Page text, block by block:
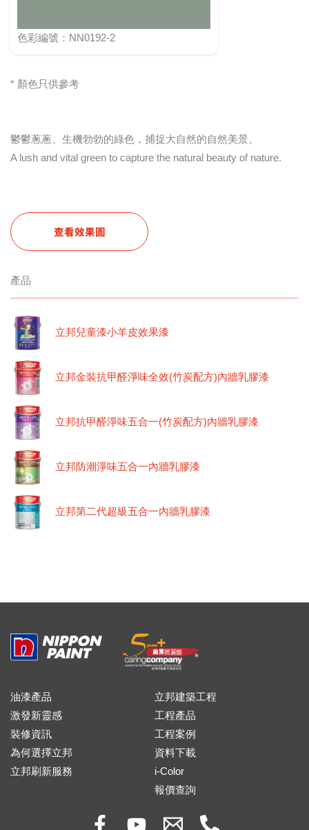
色彩編號：NN0192-2
* 顏色只供參考
鬱鬱蔥蔥、生機勃勃的綠色，捕捉大自然的自然美景。
A lush and vital green to capture the natural beauty of nature.
查看效果圖
產品
立邦兒童漆小羊皮效果漆
立邦金裝抗甲醛淨味全效(竹炭配方)內牆乳膠漆
立邦抗甲醛淨味五合一(竹炭配方)內牆乳膠漆
立邦防潮淨味五合一內牆乳膠漆
立邦第二代超級五合一內牆乳膠漆
油漆產品
激發新靈感
裝修資訊
為何選擇立邦
立邦刷新服務
立邦建築工程
工程產品
工程案例
資料下載
i-Color
報價查詢